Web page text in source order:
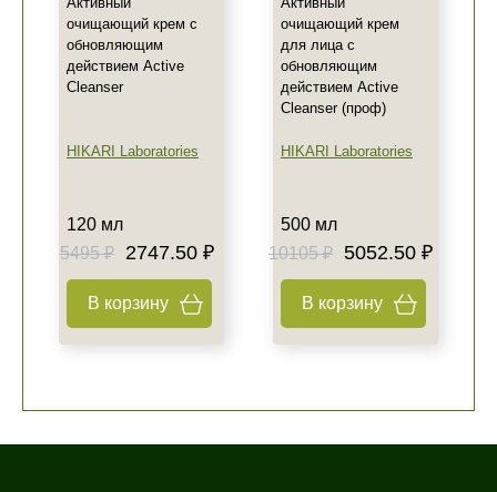
очищающий крем с
обновляющим
действием Active
Cleanser
HIKARI Laboratories
120 мл
5495 ₽
2747.50 ₽
В корзину
очищающий крем
для лица с
обновляющим
действием Active
Cleanser (проф)
HIKARI Laboratories
500 мл
10105 ₽ 5052.50 ₽
В корзину